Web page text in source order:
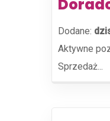
Dodane:
Aktywne
Sprzedaż...